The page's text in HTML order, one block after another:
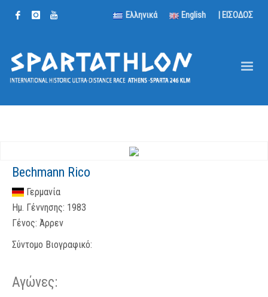
Ελληνικά English | ΕΙΣΟΔΟΣ
Bechmann Rico
Γερμανία
Ημ. Γέννησης: 1983
Γένος: Άρρεν
Σύντομο Βιογραφικό:
Αγώνες: